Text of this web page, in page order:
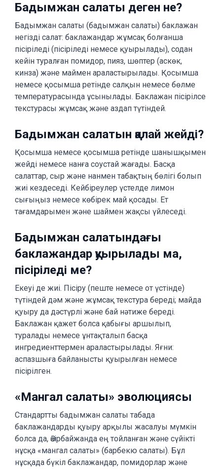
Бадымжан салаты деген не?
Бадымжан салаты (бадымжан салаты) баклажан
негізді салат: баклажандар жұмсақ болғанша
пісіріледі (пісіріледі немесе қуырылады), содан
кейін туралған помидор, пияз, шөптер (аскөк,
кинза) және маймен араластырылады. Қосымша
немесе қосымша ретінде салқын немесе бөлме
температурасында ұсынылады. Баклажан пісірілсе
текстурасы жұмсақ және аздап түтіндей.
Бадымжан салатын қалай жейді?
Қосымша немесе қосымша ретінде шанышқымен
жейді немесе нанға соустай жағады. Басқа
салаттар, сыр және нанмен табақтың бөлігі болып
жиі кездеседі. Кейбіреулер үстелде лимон
сығыңыз немесе көбірек май қосады. Ет
тағамдарымен және шаймен жақсы үйлеседі.
Бадымжан салатындағы
баклажандар қуырылады ма,
пісіріледі ме?
Екеуі де жиі. Пісіру (пеште немесе от үстінде)
түтіндей дәм және жұмсақ текстура береді; майда
қуыру да дәстүрлі және бай нәтиже береді.
Баклажан қажет болса қабығы аршылып,
туралады немесе ұнтақталып басқа
ингредиенттермен араластырылады. Яғни:
аспазшыға байланысты қуырылған немесе
пісірілген.
«Мангал салаты» эволюциясы
Стандартты бадымжан салаты табада
баклажандарды қуыру арқылы жасалуы мүмкін
болса да, Әзірбайжанда ең тойланған және сүйікті
нұсқа «мангал салаты» (барбекю салаты). Бұл
нұсқада бүкіл баклажандар, помидорлар және